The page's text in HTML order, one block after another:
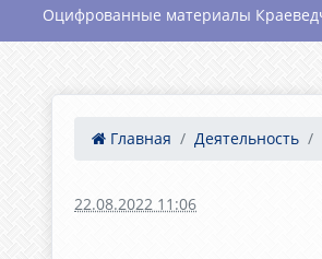
Оцифрованные материалы
Главная Деятельность
22.08.2022 11:06